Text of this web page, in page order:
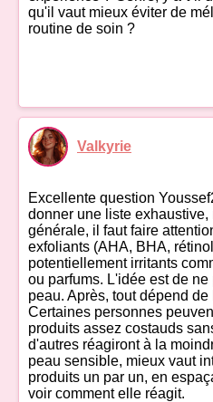
qu'il vaut mieux éviter de
routine de soin ?
Valkyrie
Excellente question
donner une liste
générale, il faut faire
exfoliants (AHA, BHA,
potentiellement irritants
ou parfums. L'idée est de
peau. Après, tout dépend
Certaines personnes
produits assez costauds
d'autres réagiront à la
peau sensible, mieux vaut
produits un par un, en
voir comment elle réagit.